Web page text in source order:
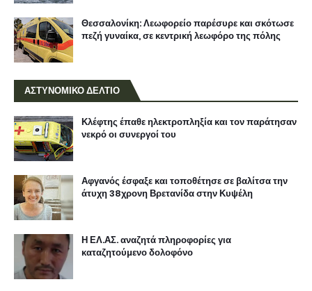
Θεσσαλονίκη: Λεωφορείο παρέσυρε και σκότωσε
πεζή γυναίκα, σε κεντρική λεωφόρο της πόλης
ΑΣΤΥΝΟΜΙΚΟ ΔΕΛΤΙΟ
Κλέφτης έπαθε ηλεκτροπληξία και τον παράτησαν
νεκρό οι συνεργοί του
Αφγανός έσφαξε και τοποθέτησε σε βαλίτσα την
άτυχη 38χρονη Βρετανίδα στην Κυψέλη
Η ΕΛ.ΑΣ. αναζητά πληροφορίες για
καταζητούμενο δολοφόνο